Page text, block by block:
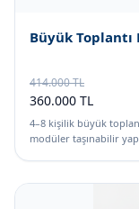
Büyük Toplantı
414.000 TL
360.000 TL
4–8 kişilik büyük
modüler taşınabilir